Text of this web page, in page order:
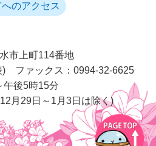
のアクセス
市上町114番地
)
ファックス：0994-32-6625
午後5時15分
月29日～1月3日は除く)